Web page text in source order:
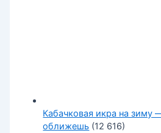
Кабачковая икра на зиму
оближешь (12 616)